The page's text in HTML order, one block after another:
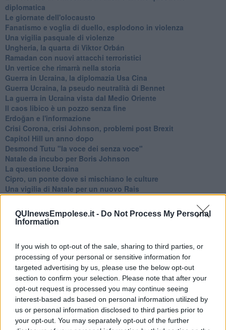
QUInewsEmpolese.it - Do Not Process My Personal
Information
If you wish to opt-out of the sale, sharing to third parties, or
processing of your personal or sensitive information for
targeted advertising by us, please use the below opt-out
section to confirm your selection. Please note that after your
opt-out request is processed you may continue seeing
interest-based ads based on personal information utilized by
us or personal information disclosed to third parties prior to
your opt-out. You may separately opt-out of the further
diplomatica
Le giornate dell'olocausto
Fanatismo e voglia di duello, esplodono in violenza
Una vigilia pasquale di violenze
Ungheria, la quarta di Viktor Orbán
Ramadan con nuovi attacchi terroristici
Un vertice che rimarrà nella storia
Guerra in Ucraina, la diplomazia Usa Cina
Guerra Ucraina, la pseudo neutralità di Bennet
La guerra in Ucraina vista dal Medio Oriente
​Il caos libico è un pozzo senza fine
Erdoğan e l'informazione
Crisi Corona, crisi Johnson, problemi post Brexit
Capitol Hill un anno dopo
Desmond Tutu "la voce dei senza voce"
Natale da incubo per Boris Johnson
La questione Ucraina
Cipro, un ponte dove si mischiano le culture
Una vigilia di Natale per un nuovo Rais
La questione israelo-palestinese ignorata dal G20
Erdogan continua a sfidare l'Occidente
Libano, collasso economico e guerra civile
Biden, primo presidente USA non in guerra
Papa Bergoglio vedrà Viktor Orbán
Bennet, un giorno in attesa di Biden
Il ritorno dei talebani
​La lenta agonia del Libano
Sudafrica, è allarme alimentare
Usa di nuovo al centro della geopolitica internazionale
L’appuntamento di Israele con il cambiamento